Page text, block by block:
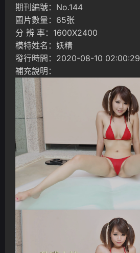
期刊編號：No.144
圖片數量：65张
分 辨 率：1600X2400
模特姓名：妖精
發行時間：2020-08-10 02:00:29
補充說明：